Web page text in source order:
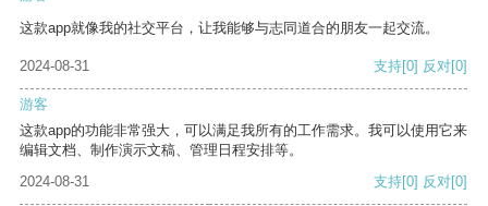
这款app就像我的社交平台，让我能够与志同道合的朋友一起交流。
2024-08-31 支持[0] 反对[0]
游客
这款app的功能非常强大，可以满足我所有的工作需求。我可以使用它来
编辑文档、制作演示文稿、管理日程安排等。
2024-08-31
支持[0] 反对[0]